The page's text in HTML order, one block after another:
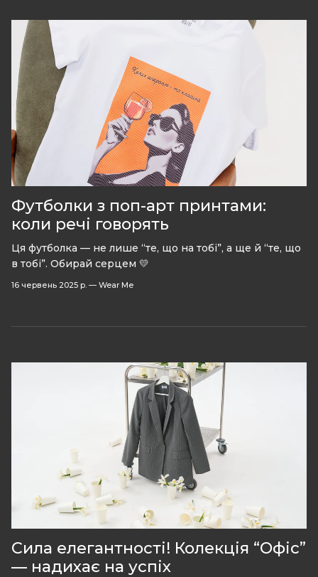
Футболки з поп-арт принтами:
коли речі говорять
Ця футболка — не лише “те, що на тобі”, а ще й “те, що
в тобі”. Обирай серцем 💛
16 червень 2025 р. — Wear Me
Сила елегантності! Колекція “Офіс”
— надихає на успіх